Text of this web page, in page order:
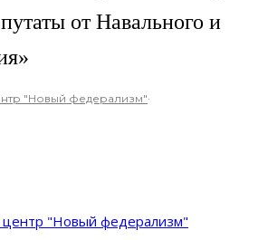
от Навального и
"Новый федерализм"·
центр "Новый федерализм"